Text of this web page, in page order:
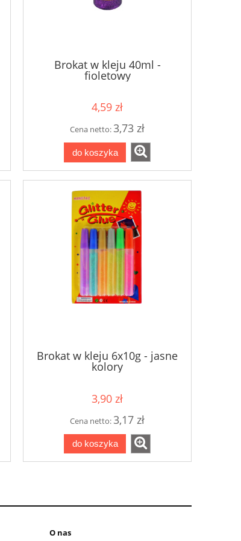
Brokat w kleju 40ml -
fioletowy
4,59 zł
Cena netto:3,73 zł
do koszyka
Brokat w kleju 6x10g - jasne
kolory
3,90 zł
Cena netto:3,17 zł
do koszyka
O nas